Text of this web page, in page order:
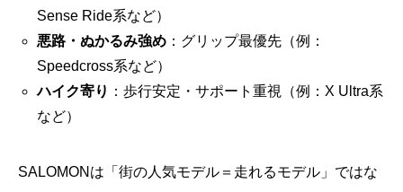
Sense Ride系など）
悪路・ぬかるみ強め：グリップ最優先（例：
Speedcross系など）
ハイク寄り ：歩行安定・サポート重視（例：X Ultra系
など）
SALOMONは「街の人気モデル＝走れるモデル」ではな